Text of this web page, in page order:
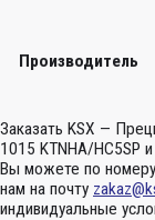
Производитель
Заказать KSX —
1015 KTNHA/HC5SP
Вы можете по
нам на почту
индивидуальные